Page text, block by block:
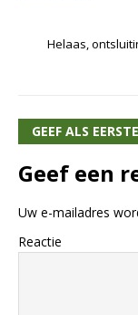
Helaas,
GEEF ALS
Geef een
Uw e-mailadres
Reactie